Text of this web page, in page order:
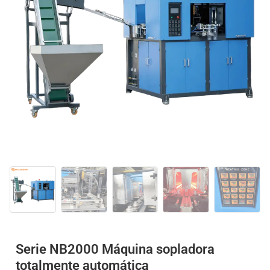
Serie NB2000 Máquina sopladora
totalmente automática